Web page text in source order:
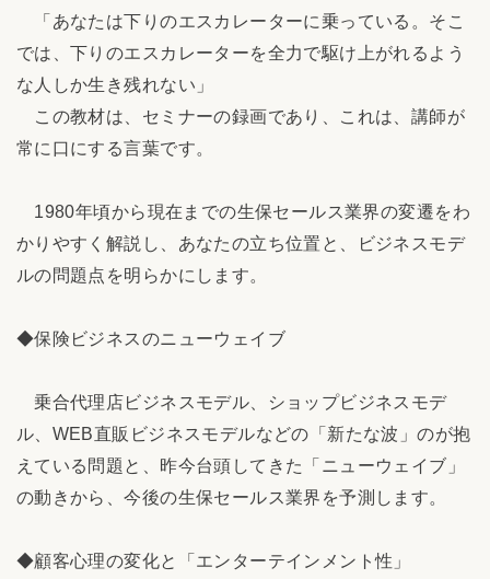
「あなたは下りのエスカレーターに乗っている。そこ
では、下りのエスカレーターを全力で駆け上がれるよう
な人しか生き残れない」
この教材は、セミナーの録画であり、これは、講師が
常に口にする言葉です。
1980年頃から現在までの生保セールス業界の変遷をわ
かりやすく解説し、あなたの立ち位置と、ビジネスモデ
ルの問題点を明らかにします。
◆保険ビジネスのニューウェイブ
乗合代理店ビジネスモデル、ショップビジネスモデ
ル、WEB直販ビジネスモデルなどの「新たな波」のが抱
えている問題と、昨今台頭してきた「ニューウェイブ」
の動きから、今後の生保セールス業界を予測します。
◆顧客心理の変化と「エンターテインメント性」